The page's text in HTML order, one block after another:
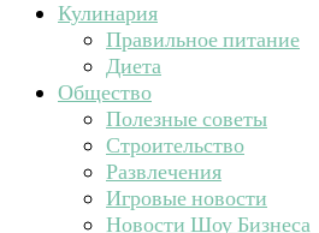
Кулинария
Правильное питание
Диета
Общество
Полезные советы
Строительство
Развлечения
Игровые новости
Новости Шоу Бизнеса